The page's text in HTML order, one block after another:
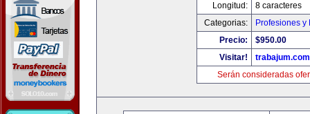
Longitud:
8 caracteres
Categorias:
Profesiones y
Precio:
$950.00
Visitar!
trabajum.com
Serán consideradas